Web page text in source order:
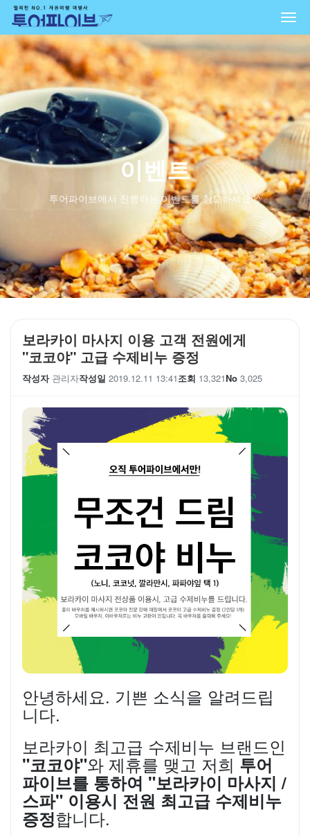
이벤트
투어파이브에서 진행하는 이벤트를 참고하세요^^
보라카이 마사지 이용 고객 전원에게
"코코야" 고급 수제비누 증정
작성자관리자작성일 2019.12.11 13:41조회 13,321No 3,025
안녕하세요. 기쁜 소식을 알려드립
니다.
보라카이 최고급 수제비누 브랜드인
"코코야"와 제휴를 맺고 저희 투어
파이브를 통하여 "보라카이 마사지 /
스파" 이용시 전원 최고급 수제비누
증정합니다.